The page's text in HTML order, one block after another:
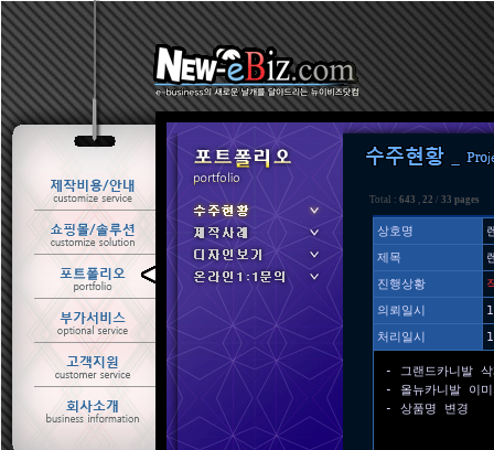
Total : 643 , 22 / 33 pages
상호명
제목
진행상황
의뢰일시
처리일시
- 그랜드카니발 삭
- 올뉴카니발 이
- 상품명 변경
ㆍ 수주현황
ㆍ 제작사례